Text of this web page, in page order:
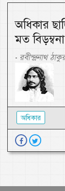
অধিকার
মত
- রবীন্দ্রনাথ
অধিকার